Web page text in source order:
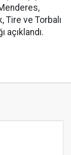
Tire ve Torbalı